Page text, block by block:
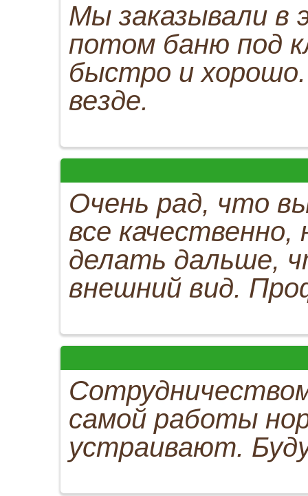
Мы заказывали в
потом баню под
быстро и
везде.
Очень рад, что
все качественно,
делать дальше,
внешний вид.
самой работы
устраивают.